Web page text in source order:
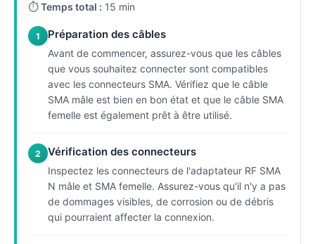
⏱Temps total : 15 min
1 Préparation des câbles
Avant de commencer, assurez-vous que les câbles
que vous souhaitez connecter sont compatibles
avec les connecteurs SMA. Vérifiez que le câble
SMA mâle est bien en bon état et que le câble SMA
femelle est également prêt à être utilisé.
2 Vérification des connecteurs
Inspectez les connecteurs de l'adaptateur RF SMA
N mâle et SMA femelle. Assurez-vous qu'il n'y a pas
de dommages visibles, de corrosion ou de débris
qui pourraient affecter la connexion.